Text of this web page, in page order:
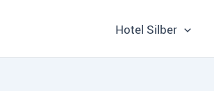
Hotel Silber